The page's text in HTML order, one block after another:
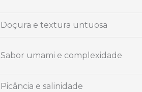
Doçura e textura untuosa
Sabor umami e complexidade
Picância e salinidade